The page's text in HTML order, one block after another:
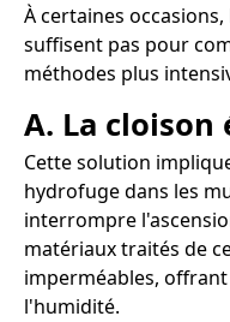
À certaines
suffisent pas pour
méthodes plus
A. La cloison
Cette solution
hydrofuge dans les
interrompre
matériaux traités de
imperméables,
l'humidité.